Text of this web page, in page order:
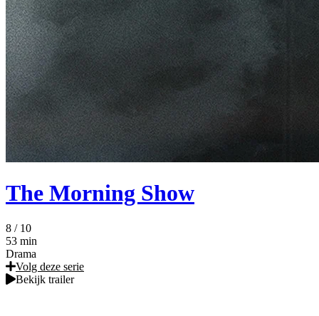
The Morning Show
8 / 10
53 min
Drama
Volg deze serie
Bekijk trailer